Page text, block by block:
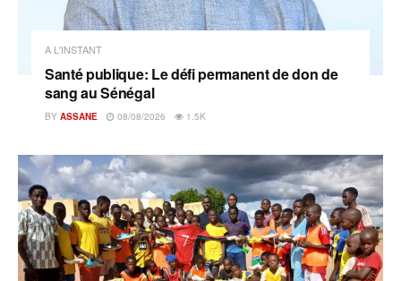
A L'INSTANT
Santé publique: Le défi permanent de don de
sang au Sénégal
BY ASSANE 08/08/2026 1.5K